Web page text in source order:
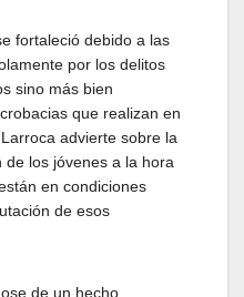
fortaleció debido a las
por los delitos
sino más bien
que realizan en
advierte sobre la
los jóvenes a la hora
en condiciones
de esos
de un hecho